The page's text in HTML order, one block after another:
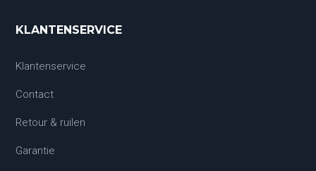
KLANTENSERVICE
Klantenservice
Contact
Retour & ruilen
Garantie